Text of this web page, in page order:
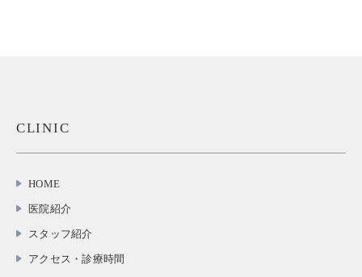
CLINIC
HOME
医院紹介
スタッフ紹介
アクセス・診療時間